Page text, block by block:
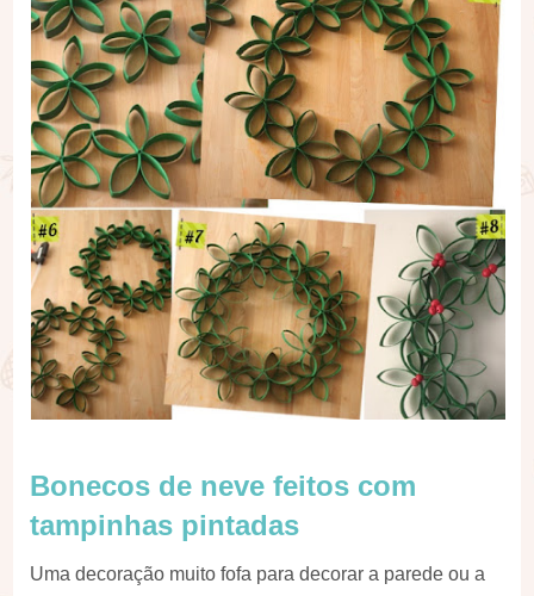
Bonecos de neve feitos com
tampinhas pintadas
Uma decoração muito fofa para decorar a parede ou a